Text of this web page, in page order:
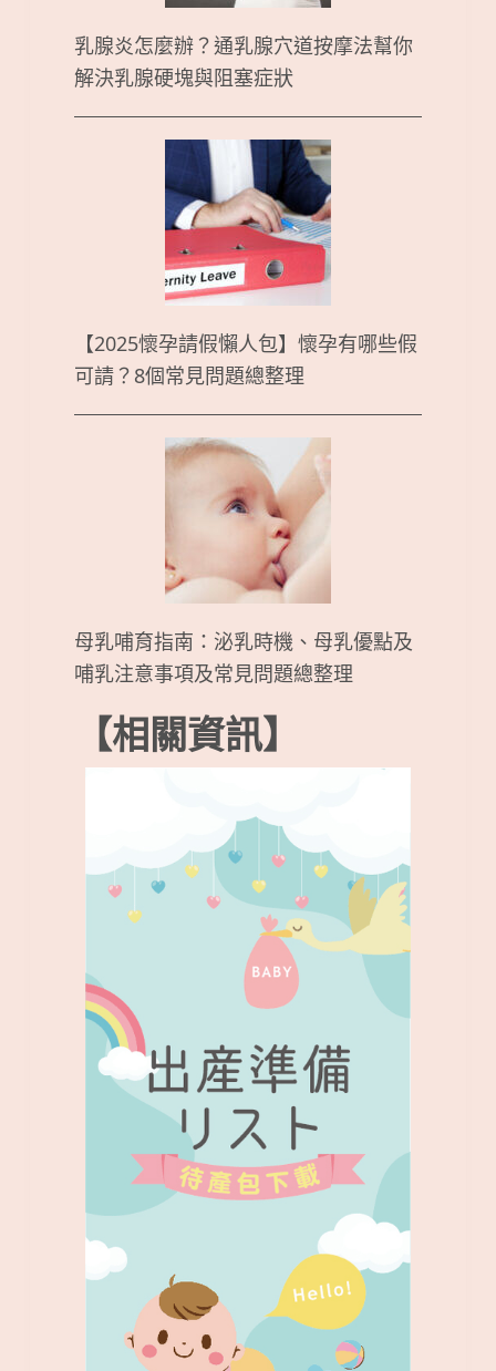
乳腺炎怎麼辦？通乳腺穴道按摩法幫你
解決乳腺硬塊與阻塞症狀
【2025懷孕請假懶人包】懷孕有哪些假
可請？8個常見問題總整理
母乳哺育指南：泌乳時機、母乳優點及
哺乳注意事項及常見問題總整理
【相關資訊】